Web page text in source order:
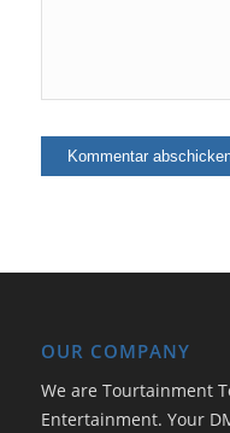
OUR COMPANY
We are Tourtainment
Entertainment. Your